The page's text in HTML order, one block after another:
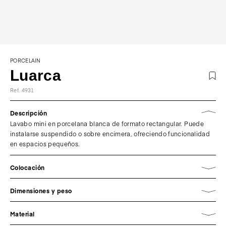
PORCELAIN
Luarca
Ref. 4931
Descripción
Lavabo mini en porcelana blanca de formato rectangular. Puede
instalarse suspendido o sobre encimera, ofreciendo funcionalidad
en espacios pequeños.
Colocación
Dimensiones y peso
Material